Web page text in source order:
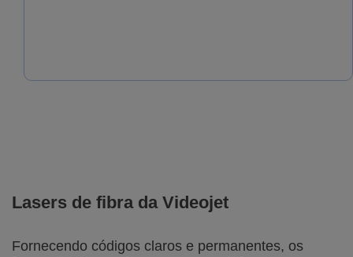
Lasers de fibra da Videojet
Fornecendo códigos claros e permanentes, os